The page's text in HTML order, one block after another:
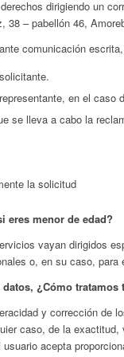
dirigiendo un
38 – pabellón 46,
comunicación
en el caso
se lleva a cabo la
la solicitud
eres menor de edad?
vayan dirigidos
o, en su caso,
¿Cómo tratamos
y corrección de
caso, de la
acepta